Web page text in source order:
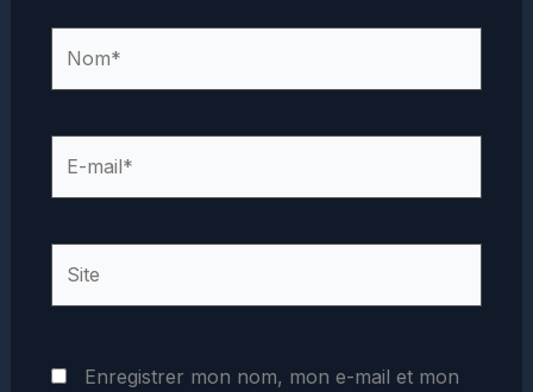
Enregistrer mon nom, mon e-mail et mon